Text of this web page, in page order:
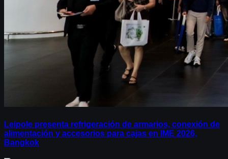
Leipole presenta refrigeración de armarios, conexión de
alimentación y accesorios para cajas en IME 2026,
Bangkok